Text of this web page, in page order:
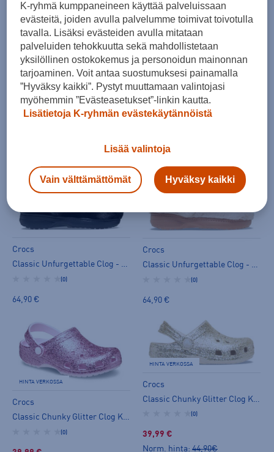
59,99 €
(0)
59,99 €
Crocs
59,99 €
Crocs
64,90 €
Crocs
Classic Unfurgettable Clog - slip on -kengät
(0)
64,90 €
Crocs
Classic Unfurgettable Clog - slip on -kengät
(0)
64,90 €
HINTA VERKOSSA
Crocs
Classic Chunky Glitter Clog Kids - slip on -kengät
(0)
HINTA VERKOSSA
Crocs
(0)
39,99 €
Norm. hinta: 44,90€
K-ryhmä kumppaneineen käyttää palveluissaan
evästeitä, joiden avulla palvelumme toimivat toivotulla
tavalla. Lisäksi evästeiden avulla mitataan
palveluiden tehokkuutta sekä mahdollistetaan
yksilöllinen ostokokemus ja personoidun mainonnan
tarjoaminen. Voit antaa suostumuksesi painamalla
”Hyväksy kaikki”. Pystyt muuttamaan valintojasi
myöhemmin ”Evästeasetukset”-linkin kautta.
Lisätietoja K-ryhmän evästekäytännöistä
Lisää valintoja
Vain välttämättömät Hyväksy kaikki